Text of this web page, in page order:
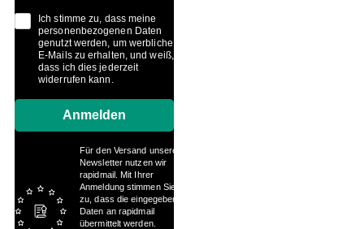
Ich stimme zu, dass meine
personenbezogenen Daten
genutzt werden, um werbliche
E-Mails zu erhalten, und weiß,
dass ich dies jederzeit
widerrufen kann.
Anmelden
Für den Versand unserer
Newsletter nutzen wir
rapidmail. Mit Ihrer
Anmeldung stimmen Sie
zu, dass die eingegebenen
Daten an rapidmail
übermittelt werden.